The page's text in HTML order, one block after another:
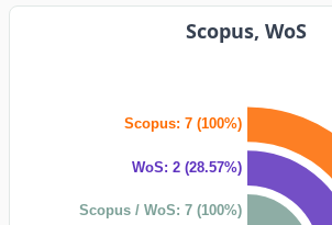
Scopus, WoS
Scopus: 7 (100%)
WoS: 2 (28.57%)
Scopus / WoS: 7 (100%)